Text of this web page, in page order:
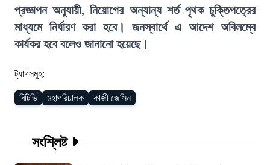
প্রজ্ঞাপন অনুযায়ী, নিয়োগের অন্যান্য শর্ত পৃথক চুক্তিপত্রের
মাধ্যমে নির্ধারণ করা হবে। জনস্বার্থে এ আদেশ অবিলম্বে
কার্যকর হবে বলেও জানানো হয়েছে।
ট্যাগসমূহ:
বিটিভি মহাপরিচালক কাজী জেসিন
সংশ্লিষ্ট